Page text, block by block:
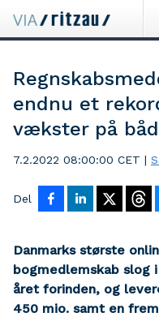
endnu et
vækster på
7.2.2022 08:00:00 CET |
Del
Danmarks største
bogmedlemskab slog
året forinden, og
450 mio. samt en